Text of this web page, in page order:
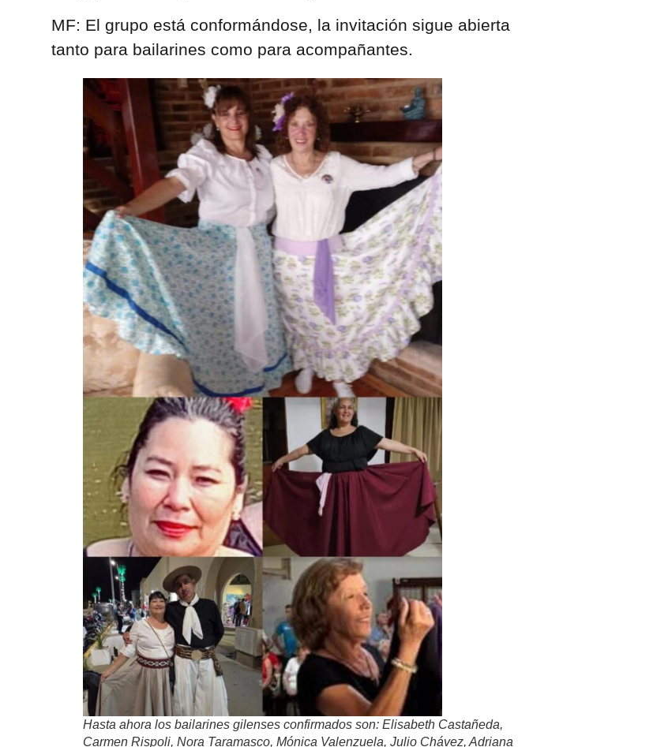
MF: El grupo está conformándose, la invitación sigue abierta
tanto para bailarines como para acompañantes.
Hasta ahora los bailarines gilenses confirmados son: Elisabeth Castañeda,
Carmen Rispoli, Nora Taramasco, Mónica Valenzuela, Julio Chávez, Adriana